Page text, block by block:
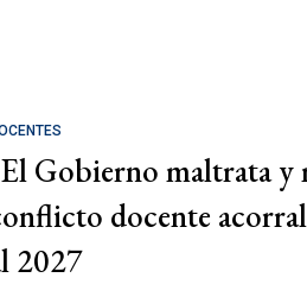
Gobierno maltrata y
docente
2027